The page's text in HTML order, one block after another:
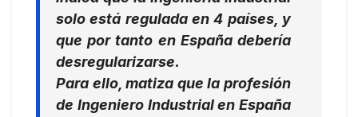
solo está regulada en 4 países, y
que por tanto en España debería
desregularizarse.
Para ello, matiza que la profesión
de Ingeniero Industrial en España